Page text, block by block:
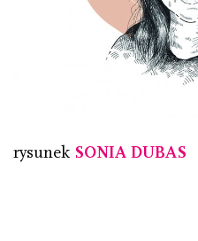
rysunek SONIA DUBAS